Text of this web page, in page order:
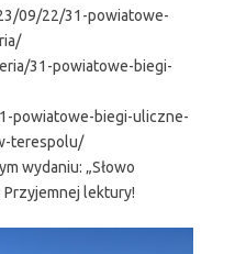
09/22/31-powiatowe-
31-powiatowe-biegi-
powiatowe-biegi-uliczne-
terespolu/
wydaniu: „Słowo
Przyjemnej lektury!